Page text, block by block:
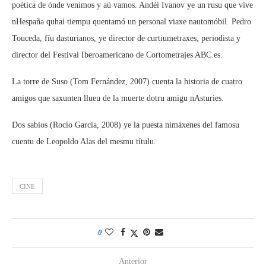
poética de ónde venimos y aú vamos. Andéi Ivanov ye un rusu que vive
nHespaña quhai tiempu quentamó un personal viaxe nautomóbil. Pedro
Touceda, fíu dasturianos, ye director de curtiumetraxes, periodista y
director del Festival Iberoamericano de Cortometrajes ABC.es.
La torre de Suso (Tom Fernández, 2007) cuenta la historia de cuatro
amigos que saxunten llueu de la muerte dotru amigu nAsturies.
Dos sabios (Rocío García, 2008) ye la puesta nimáxenes del famosu
cuentu de Leopoldo Alas del mesmu títulu.
CINE
0
Anterior